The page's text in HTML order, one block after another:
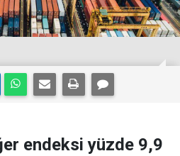
endeksi yüzde 9,9